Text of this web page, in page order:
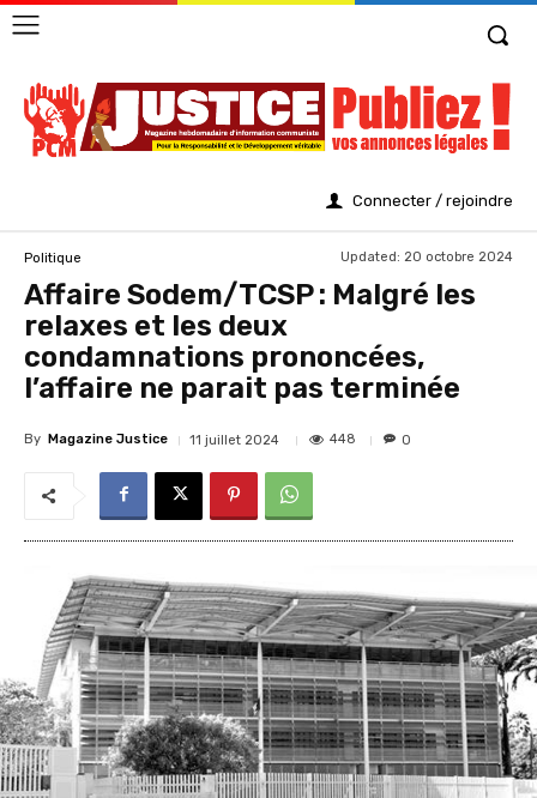
Connecter / rejoindre
Politique Updated: 20 octobre 2024
Affaire Sodem/TCSP : Malgré les
relaxes et les deux
condamnations prononcées,
l’affaire ne parait pas terminée
By Magazine Justice 11 juillet 2024 448 0